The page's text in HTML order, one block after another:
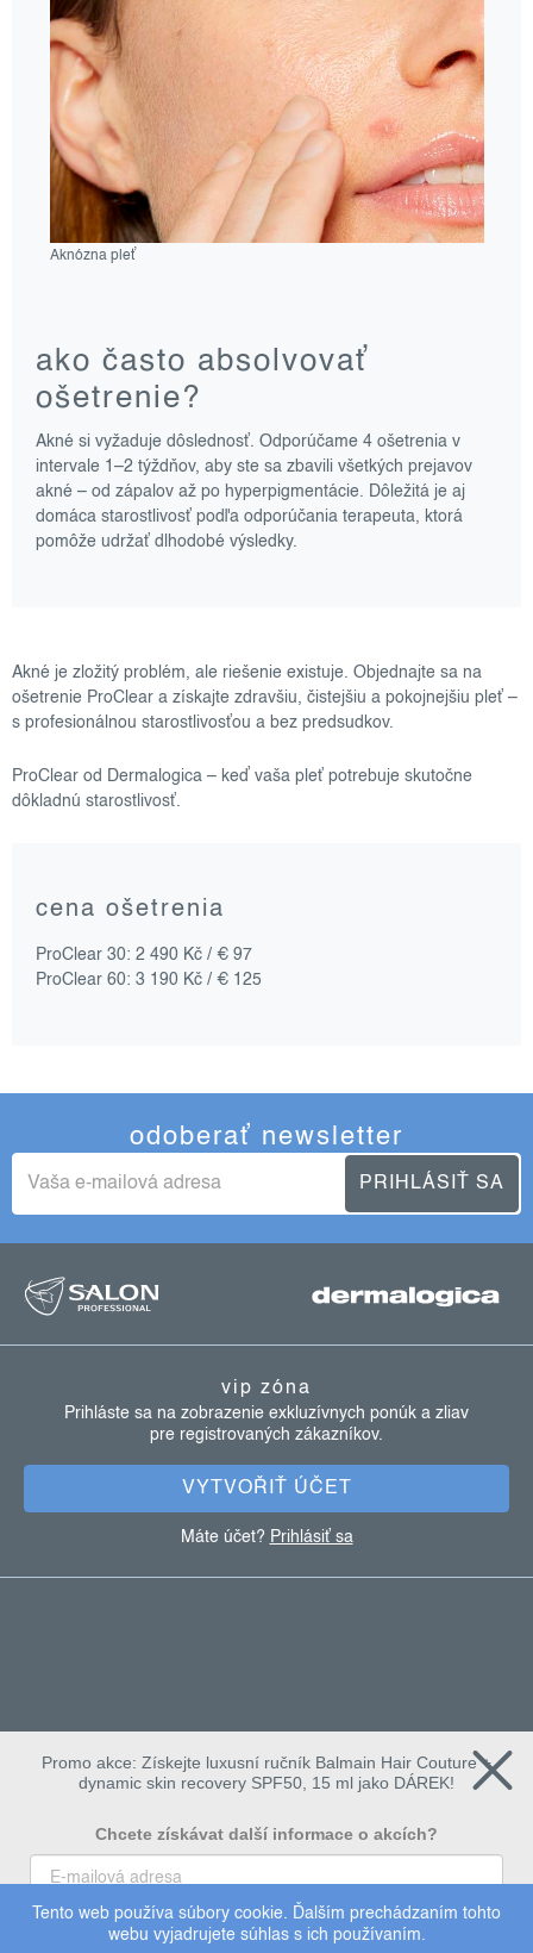
Tento web používa súbory cookie. Ďalším prechádzaním tohto
webu vyjadrujete súhlas s ich používaním.
Aknózna pleť
ako často absolvovať
ošetrenie?
Akné si vyžaduje dôslednosť. Odporúčame 4 ošetrenia v
intervale 1–2 týždňov, aby ste sa zbavili všetkých prejavov
akné – od zápalov až po hyperpigmentácie. Dôležitá je aj
domáca starostlivosť podľa odporúčania terapeuta, ktorá
pomôže udržať dlhodobé výsledky.
Akné je zložitý problém, ale riešenie existuje. Objednajte sa na
ošetrenie ProClear a získajte zdravšiu, čistejšiu a pokojnejšiu pleť –
s profesionálnou starostlivosťou a bez predsudkov.
ProClear od Dermalogica – keď vaša pleť potrebuje skutočne
dôkladnú starostlivosť.
cena ošetrenia
ProClear 30: 2 490 Kč / € 97
ProClear 60: 3 190 Kč / € 125
odoberať newsletter
PRIHLÁSIŤ SA
vip zóna
Prihláste sa na zobrazenie exkluzívnych ponúk a zliav
pre registrovaných zákazníkov.
VYTVOŘIŤ ÚČET
Máte účet? Prihlásiť sa
Promo akce: Získejte luxusní ručník Balmain Hair Couture +
dynamic skin recovery SPF50, 15 ml jako DÁREK!
Chcete získávat další informace o akcích?
To chci